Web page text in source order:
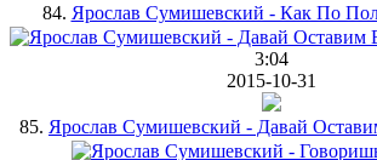
84. Ярослав Сумишевский - Как По
3:04
2015-10-31
85. Ярослав Сумишевский - Давай